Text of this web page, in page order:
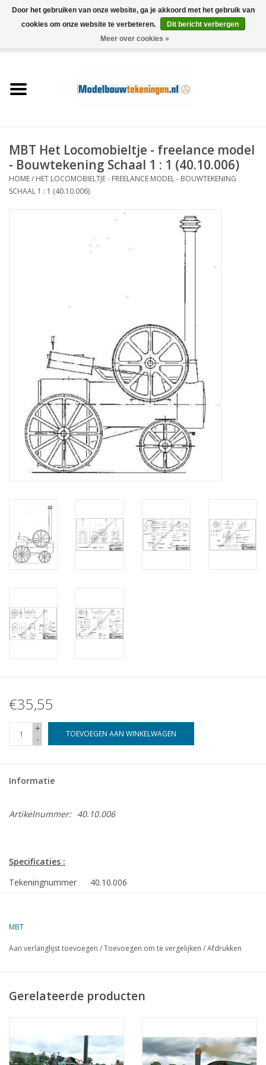
Schepen
Houtbouw
Scenery
NIEUWE TIJDSCHRIFTEN
ABONNEMENT DE
MODELBOUWER
Bouwbeschrijvingen
MBT Het Locomobieltje - freelance model
- Bouwtekening Schaal 1 : 1 (40.10.006)
HOME/ HET LOCOMOBIELTJE - FREELANCE MODEL - BOUWTEKENING
SCHAAL 1 : 1 (40.10.006)
€35,55
+
-
TOEVOEGEN AAN WINKELWAGEN
Informatie
Artikelnummer: 40.10.006
Specificaties :
Tekeningnummer
40.10.006
Kwaliteit
Moeilijkheidsgraad
Aantal bladen A2
0
MBT
Aan verlanglijst toevoegen /Toevoegen om te vergelijken /Afdrukken
Gerelateerde producten
Door het gebruiken van onze website, ga je akkoord met het gebruik van
cookies om onze website te verbeteren.
Dit bericht verbergen
Meer over cookies »